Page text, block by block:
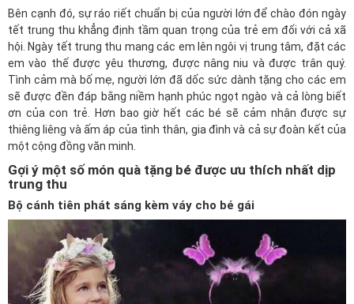
Bên cạnh đó, sự ráo riết chuẩn bị của người lớn để chào đón ngày
tết trung thu khẳng định tầm quan trọng của trẻ em đối với cả xã
hội. Ngày tết trung thu mang các em lên ngôi vị trung tâm, đặt các
em vào thế được yêu thương, được nâng niu và được trân quý.
Tình cảm mà bố mẹ, người lớn đã dốc sức dành tặng cho các em
sẽ được đền đáp bằng niềm hạnh phúc ngọt ngào và cả lòng biết
ơn của con trẻ. Hơn bao giờ hết các bé sẽ cảm nhận được sự
thiêng liêng và ấm áp của tình thân, gia đình và cả sự đoàn kết của
một cộng đồng văn minh.
Gợi ý một số món quà tặng bé được ưu thích nhất dịp
trung thu
Bộ cánh tiên phát sáng kèm váy cho bé gái